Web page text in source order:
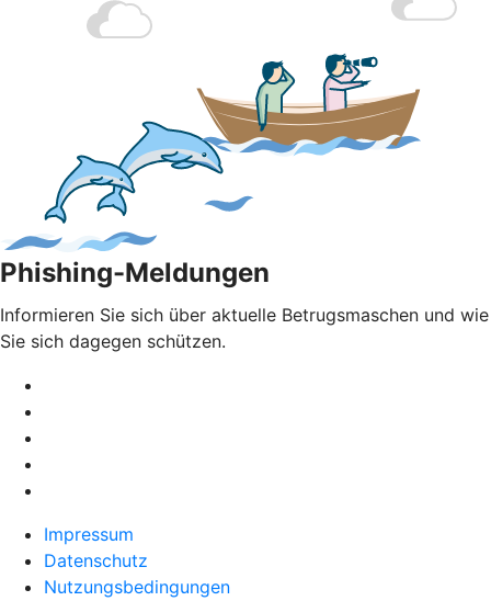
Phishing-Meldungen
Informieren Sie sich über aktuelle Betrugsmaschen und wie
Sie sich dagegen schützen.
Impressum
Datenschutz
Nutzungsbedingungen